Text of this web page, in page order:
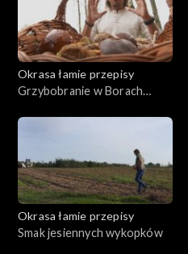
Okrasa łamie przepisy
Grzybobranie w Borach
Okrasa łamie przepisy
Smak jesiennych wykopków